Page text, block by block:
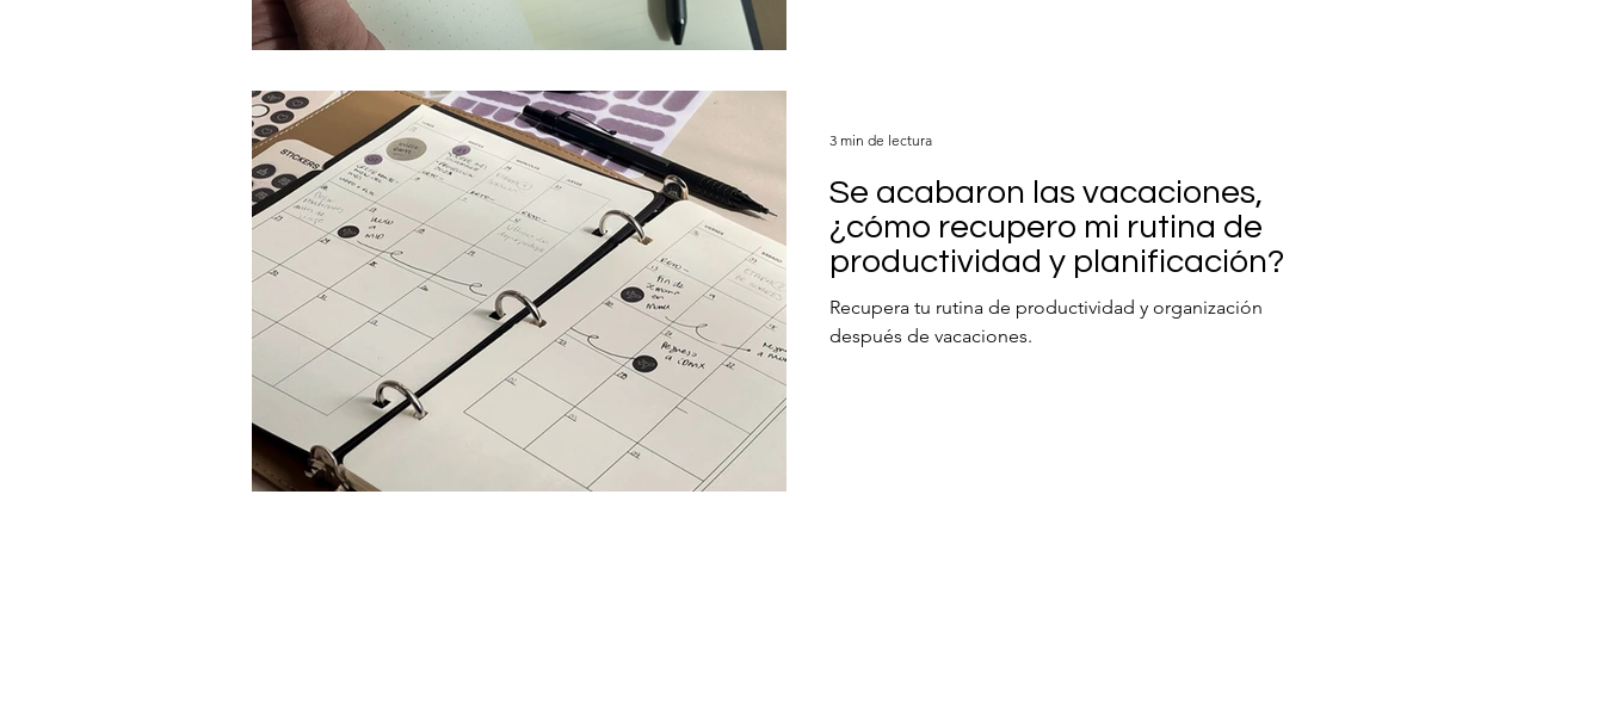
Se acabaron las vacaciones,
¿cómo recupero mi rutina de
productividad y planificación?
Recupera tu rutina de productividad y organización
después de vacaciones.
3 min de lectura